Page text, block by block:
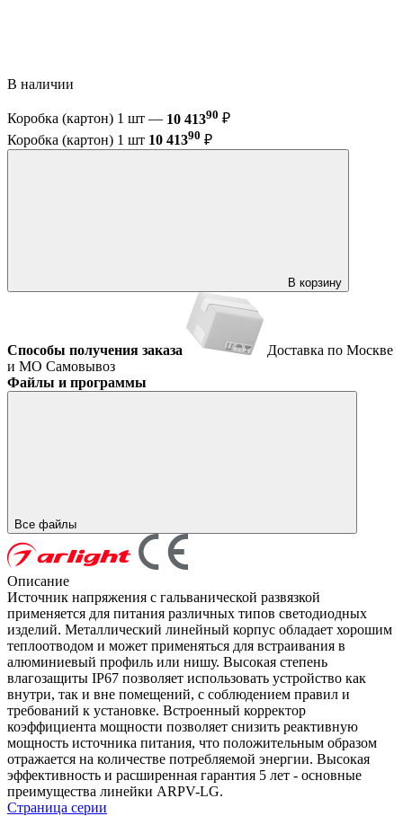
В наличии
Коробка (картон) 1 шт — 10 41390 ₽
Коробка (картон) 1 шт 10 41390 ₽
В корзину
Способы получения заказа
Доставка по Москве
и МО Самовывоз
Файлы и программы
Все файлы
Описание
Источник напряжения с гальванической развязкой
применяется для питания различных типов светодиодных
изделий. Металлический линейный корпус обладает хорошим
теплоотводом и может применяться для встраивания в
алюминиевый профиль или нишу. Высокая степень
влагозащиты IP67 позволяет использовать устройство как
внутри, так и вне помещений, с соблюдением правил и
требований к установке. Встроенный корректор
коэффициента мощности позволяет снизить реактивную
мощность источника питания, что положительным образом
отражается на количестве потребляемой энергии. Высокая
эффективность и расширенная гарантия 5 лет - основные
преимущества линейки ARPV-LG.
Страница серии